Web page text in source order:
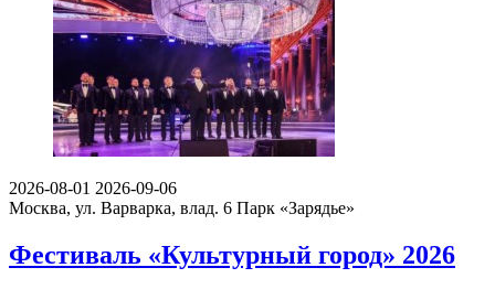
2026-08-01 2026-09-06
Москва, ул. Варварка, влад. 6 Парк «Зарядье»
Фестиваль «Культурный город» 2026